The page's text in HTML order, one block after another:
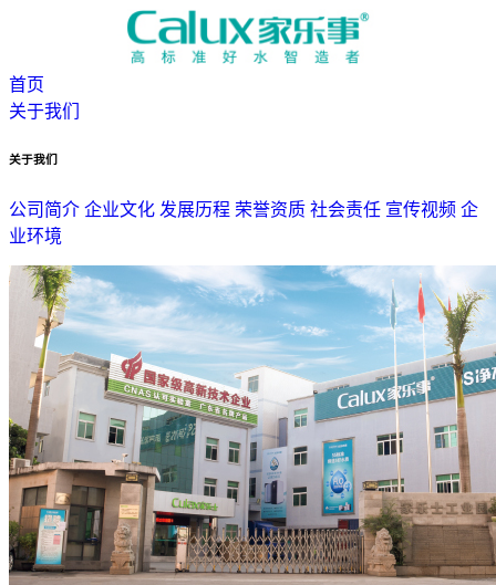
首页
关于我们
关于我们
公司简介 企业文化 发展历程 荣誉资质 社会责任 宣传视频 企
业环境